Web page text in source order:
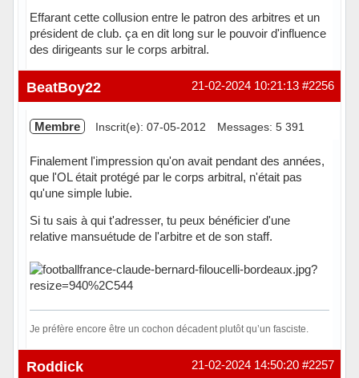
Effarant cette collusion entre le patron des arbitres et un
président de club. ça en dit long sur le pouvoir d'influence
des dirigeants sur le corps arbitral.
Hors ligne #2256
21-02-2024 10:21:13
BeatBoy22
Membre Inscrit(e): 07-05-2012 Messages: 5 391
Finalement l'impression qu'on avait pendant des années,
que l'OL était protégé par le corps arbitral, n'était pas
qu'une simple lubie.
Si tu sais à qui t'adresser, tu peux bénéficier d'une
relative mansuétude de l'arbitre et de son staff.
Je préfère encore être un cochon décadent plutôt qu’un fasciste.
Hors ligne #2257
21-02-2024 14:50:20
Roddick